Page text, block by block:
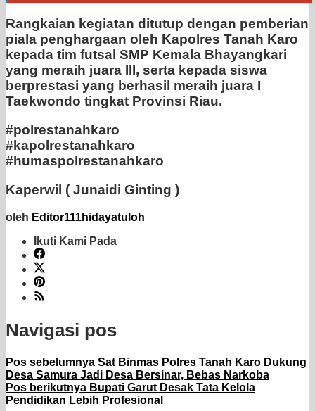
Rangkaian kegiatan ditutup dengan pemberian
piala penghargaan oleh Kapolres Tanah Karo
kepada tim futsal SMP Kemala Bhayangkari
yang meraih juara III, serta kepada siswa
berprestasi yang berhasil meraih juara I
Taekwondo tingkat Provinsi Riau.
#polrestanahkaro
#kapolrestanahkaro
#humaspolrestanahkaro
Kaperwil ( Junaidi Ginting )
oleh Editor111hidayatuloh
Ikuti Kami Pada
Navigasi pos
Pos sebelumnya Sat Binmas Polres Tanah Karo Dukung
Desa Samura Jadi Desa Bersinar, Bebas Narkoba
Pos berikutnya Bupati Garut Desak Tata Kelola
Pendidikan Lebih Profesional